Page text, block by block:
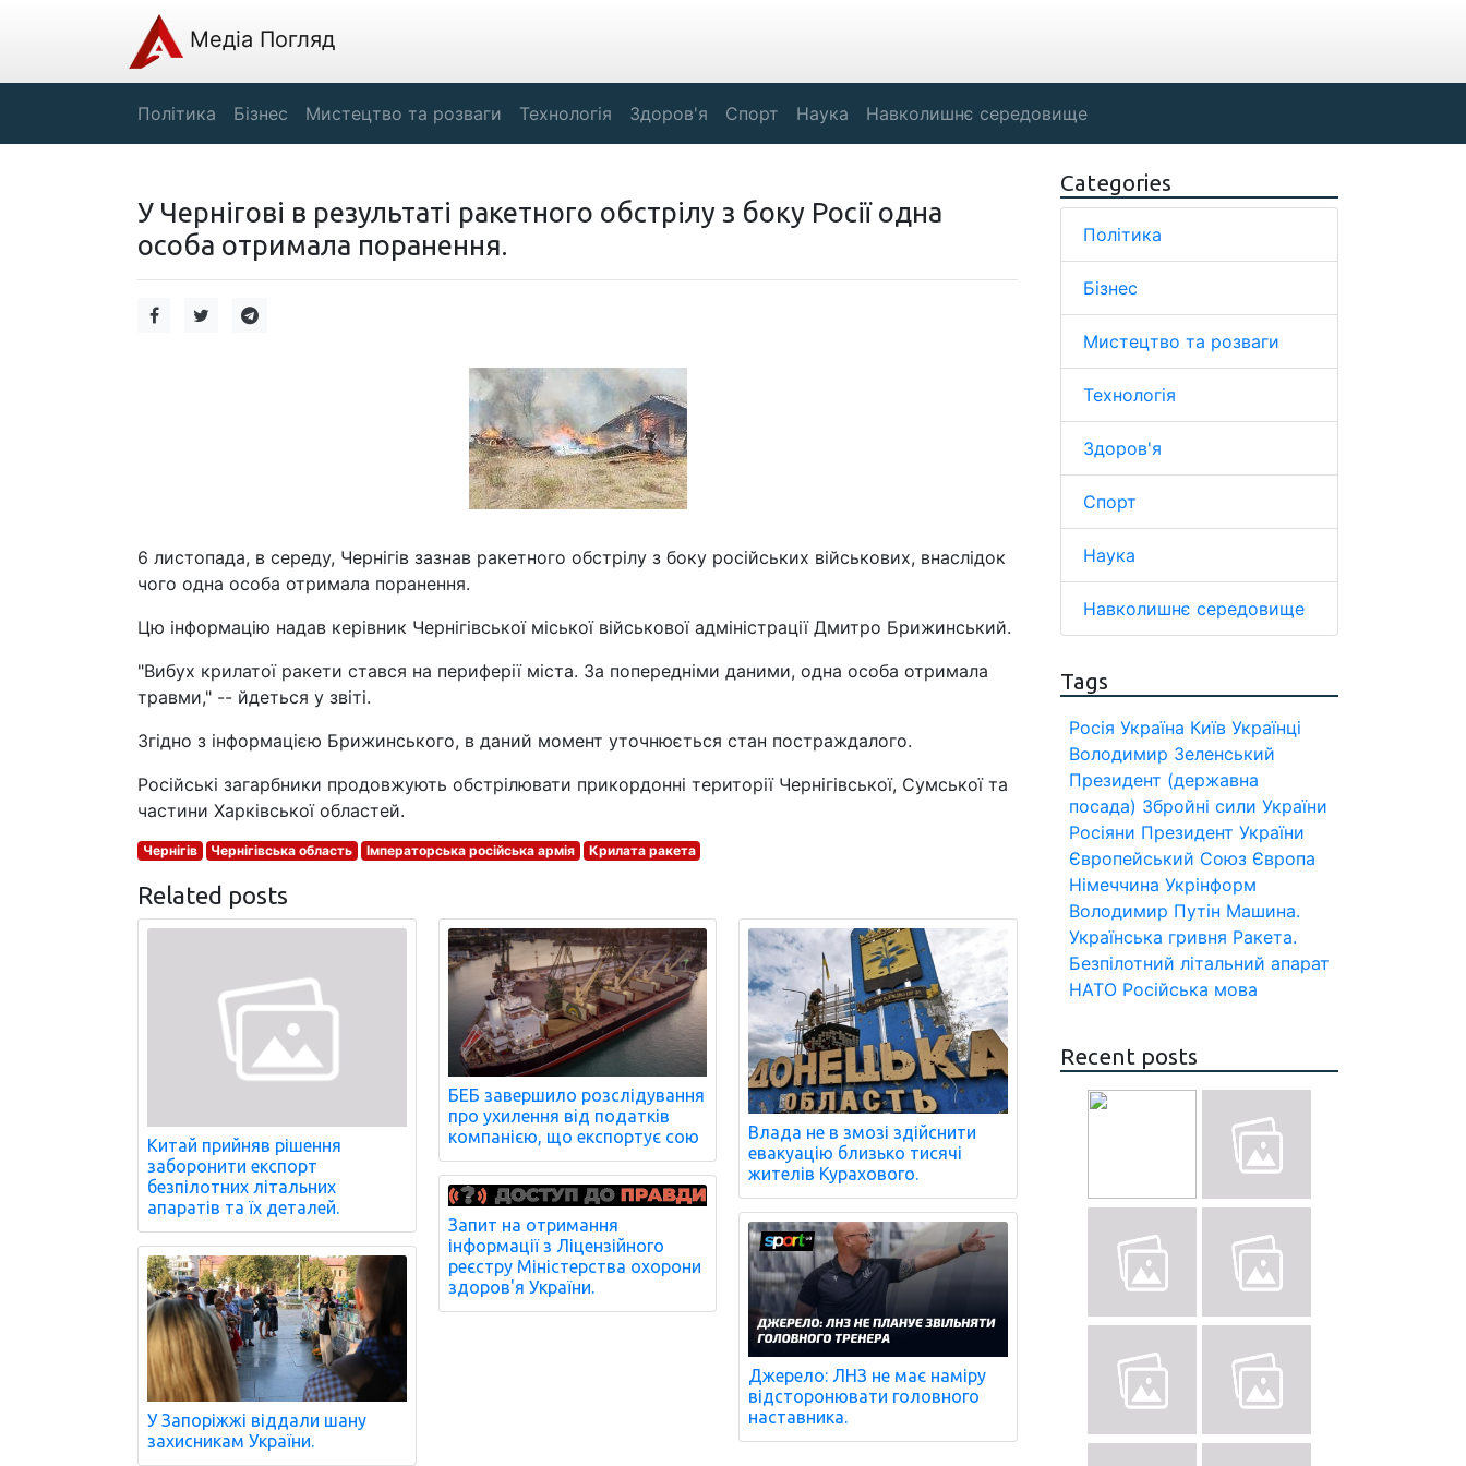
Медіа Погляд
Політика Бізнес Мистецтво та розваги Технологія Здоров'я Спорт Наука Навколишнє середовище
У Чернігові в результаті ракетного обстрілу з боку Росії одна
особа отримала поранення.
6 листопада, в середу, Чернігів зазнав ракетного обстрілу з боку російських військових, внаслідок
чого одна особа отримала поранення.
Цю інформацію надав керівник Чернігівської міської військової адміністрації Дмитро Брижинський.
"Вибух крилатої ракети стався на периферії міста. За попередніми даними, одна особа отримала
травми," -- йдеться у звіті.
Згідно з інформацією Брижинського, в даний момент уточнюється стан постраждалого.
Російські загарбники продовжують обстрілювати прикордонні території Чернігівської, Сумської та
частини Харківської областей.
Чернігів Чернігівська область Імператорська російська армія Крилата ракета
Related posts
Китай прийняв рішення
заборонити експорт
безпілотних літальних
апаратів та їх деталей.
У Запоріжжі віддали шану
захисникам України.
БЕБ завершило розслідування
про ухилення від податків
компанією, що експортує сою
Запит на отримання
інформації з Ліцензійного
реєстру Міністерства охорони
здоров'я України.
Влада не в змозі здійснити
евакуацію близько тисячі
жителів Курахового.
Джерело: ЛНЗ не має наміру
відсторонювати головного
наставника.
Categories
Політика
Бізнес
Мистецтво та розваги
Технологія
Здоров'я
Спорт
Наука
Навколишнє середовище
Tags
Росія Україна Київ Українці
Володимир Зеленський
Президент (державна
посада) Збройні сили України
Росіяни Президент України
Європейський Союз Європа
Німеччина Укрінформ
Володимир Путін Машина.
Українська гривня Ракета.
Безпілотний літальний апарат
НАТО Російська мова
Recent posts